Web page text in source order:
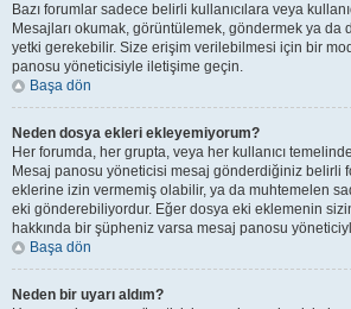
Bazı forumlar sadece belirli kullanıcılara veya
Mesajları okumak, görüntülemek, göndermek ya da
yetki gerekebilir. Size erişim verilebilmesi için bir
panosu yöneticisiyle iletişime geçin.
Başa dön
Neden dosya ekleri ekleyemiyorum?
Her forumda, her grupta, veya her kullanıcı
Mesaj panosu yöneticisi mesaj gönderdiğiniz belirli
eklerine izin vermemiş olabilir, ya da muhtemelen
eki gönderebiliyordur. Eğer dosya eki eklemenin
hakkında bir şüpheniz varsa mesaj panosu
Başa dön
Neden bir uyarı aldım?